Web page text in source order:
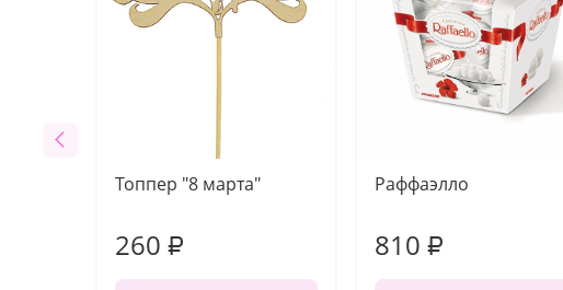
Топпер "8 марта"
260 ₽
Раффаэлло
810 ₽